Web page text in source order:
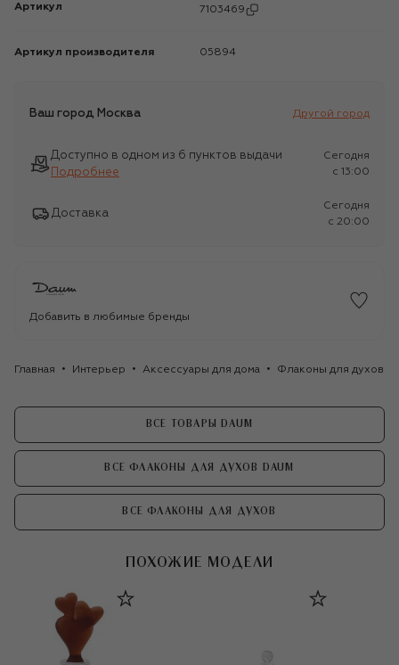
Артикул 7103469
Артикул производителя 05894
Ваш город Москва Другой город
Доступно в одном из 6 пунктов выдачи
Подробнее
Сегодня
c 13:00
Доставка
Сегодня
c 20:00
Добавить в любимые бренды
Главная Интерьер Аксессуары для дома Флаконы для духов
ВСЕ ТОВАРЫ DAUM
ВСЕ ФЛАКОНЫ ДЛЯ ДУХОВ DAUM
ВСЕ ФЛАКОНЫ ДЛЯ ДУХОВ
ПОХОЖИЕ МОДЕЛИ